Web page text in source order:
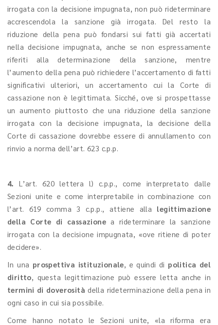
irrogata con la decisione impugnata, non può rideterminare
accrescendola la sanzione già irrogata. Del resto la
riduzione della pena può fondarsi sui fatti già accertati
nella decisione impugnata, anche se non espressamente
riferiti alla determinazione della sanzione, mentre
l’aumento della pena può richiedere l’accertamento di fatti
significativi ulteriori, un accertamento cui la Corte di
cassazione non è legittimata. Sicché, ove si prospettasse
un aumento piuttosto che una riduzione della sanzione
irrogata con la decisione impugnata, la decisione della
Corte di cassazione dovrebbe essere di annullamento con
rinvio a norma dell’art. 623 c.p.p.
4. L’art. 620 lettera l) c.p.p., come interpretato dalle
Sezioni unite e come interpretabile in combinazione con
l’art. 619 comma 3 c.p.p., attiene alla legittimazione
della Corte di cassazionea rideterminare la sanzione
irrogata con la decisione impugnata, «ove ritiene di poter
decidere».
In una prospettiva istituzionale, e quindi di politica del
diritto, questa legittimazione può essere letta anche in
termini di doverositàdella rideterminazione della pena in
ogni caso in cui sia possibile.
Come hanno notato le Sezioni unite, «la riforma era